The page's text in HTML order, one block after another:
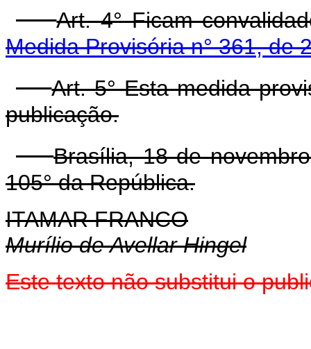
Art. 4° Ficam
Medida Provisória n° 361, de
Art. 5° Esta medida
publicação.
Brasília, 18 de
105° da República.
ITAMAR FRANCO
Murílio de Avellar Hingel
Este texto não substitui o